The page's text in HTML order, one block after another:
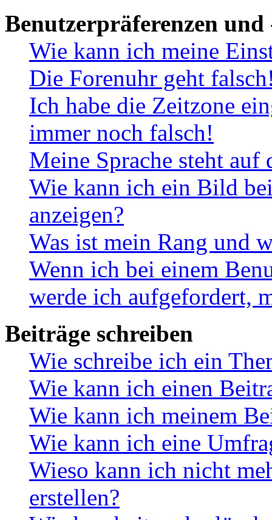
Benutzerpräferenzen und
Wie kann ich meine
Die Forenuhr geht
Ich habe die Zeitzone
immer noch falsch!
Meine Sprache steht
Wie kann ich ein Bild
anzeigen?
Was ist mein Rang und
Wenn ich bei einem
werde ich aufgefordert,
Beiträge schreiben
Wie schreibe ich ein
Wie kann ich einen
Wie kann ich meinem
Wie kann ich eine
Wieso kann ich nicht
erstellen?